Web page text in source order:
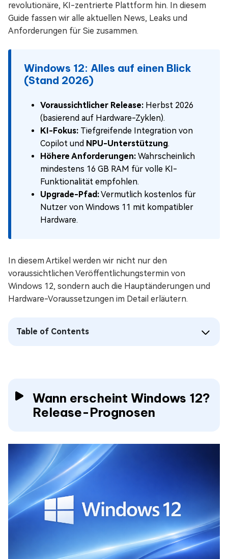
revolutionäre, KI-zentrierte Plattform hin. In diesem
Guide fassen wir alle aktuellen News, Leaks und
Anforderungen für Sie zusammen.
Windows 12: Alles auf einen Blick
(Stand 2026)
Voraussichtlicher Release: Herbst 2026
(basierend auf Hardware-Zyklen).
KI-Fokus: Tiefgreifende Integration von
Copilot und NPU-Unterstützung.
Höhere Anforderungen: Wahrscheinlich
mindestens 16 GB RAM für volle KI-
Funktionalität empfohlen.
Upgrade-Pfad:Vermutlich kostenlos für
Nutzer von Windows 11 mit kompatibler
Hardware.
In diesem Artikel werden wir nicht nur den
voraussichtlichen Veröffentlichungstermin von
Windows 12, sondern auch die Hauptänderungen und
Hardware-Voraussetzungen im Detail erläutern.
Table of Contents
Wann erscheint Windows 12?
Release-Prognosen